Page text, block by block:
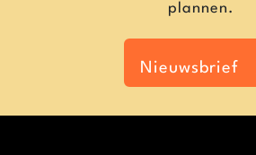
plannen.
Nieuwsbrief